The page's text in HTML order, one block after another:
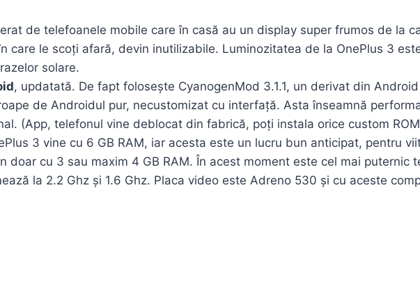
de telefoanele mobile care în casă au un display super frumos de la
care le scoți afară, devin inutilizabile. Luminozitatea de la OnePlus 3
solare.
, updatată. De fapt folosește CyanogenMod 3.1.1, un derivat din
de Androidul pur, necustomizat cu interfață. Asta înseamnă
(App, telefonul vine deblocat din fabrică, poți instala orice custom
3 vine cu 6 GB RAM, iar acesta este un lucru bun anticipat, pentru
cu 3 sau maxim 4 GB RAM. În acest moment este cel mai puternic
la 2.2 Ghz și 1.6 Ghz. Placa video este Adreno 530 și cu aceste